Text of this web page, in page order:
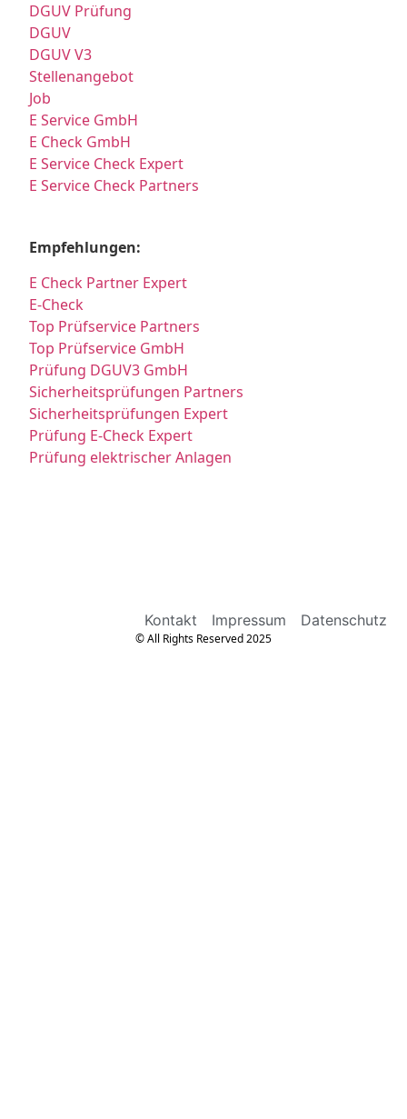
DGUV Prüfung
DGUV
DGUV V3
Stellenangebot
Job
E Service GmbH
E Check GmbH
E Service Check Expert
E Service Check Partners
Empfehlungen:
E Check Partner Expert
E-Check
Top Prüfservice Partners
Top Prüfservice GmbH
Prüfung DGUV3 GmbH
Sicherheitsprüfungen Partners
Sicherheitsprüfungen Expert
Prüfung E-Check Expert
Prüfung elektrischer Anlagen
Kontakt Impressum Datenschutz
© All Rights Reserved 2025